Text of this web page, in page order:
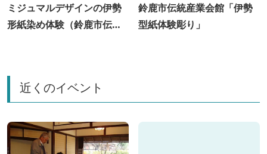
ミジュマルデザインの伊勢
形紙染め体験（鈴鹿市伝統
鈴鹿市伝統産業会館「伊勢
型紙体験彫り」
近くのイベント